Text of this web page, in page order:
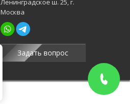
Ленинградское ш. 25, г.
Москва
Задать вопрос